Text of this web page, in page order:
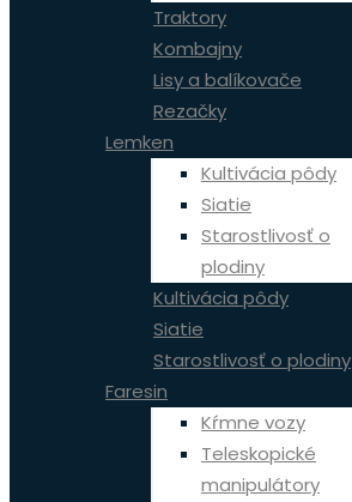
Traktory
Kombajny
Lisy a balíkovače
Rezačky
Lemken
Kultivácia pôdy
Siatie
Starostlivosť o
plodiny
Kultivácia pôdy
Siatie
Starostlivosť o plodiny
Faresin
Kŕmne vozy
Teleskopické
manipulátory